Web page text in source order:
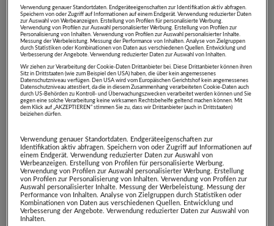
Die BaBlü® Akademiebietet auch Kurse in
folgenden Bereichen:
Bachblütenakademie – Bachblüten
Ausbildungen
Aromatherapie – Aromapflege –
Kosmetikherstellung
Kinesiologie – Cranio
Klangpunktur nach TCM
Kräuterpädagogik – Heilpflanzen – TEM –
Meisterkräutertherapie – Heilpilze –
Waldbaden
Iridologie – Irisdiagnose
Verwendung genauer Standortdaten. Endgeräteeigenschaften zur Identifikation aktiv abfragen.
Speichern von oder Zugriff auf Informationen auf einem Endgerät. Verwendung reduzierter Daten
zur Auswahl von Werbeanzeigen. Erstellung von Profilen für personalisierte Werbung.
Verwendung von Profilen zur Auswahl personalisierter Werbung. Erstellung von Profilen zur
Personalisierung von Inhalten. Verwendung von Profilen zur Auswahl personalisierter Inhalte.
Messung der Werbeleistung. Messung der Performance von Inhalten. Analyse von Zielgruppen
durch Statistiken oder Kombinationen von Daten aus verschiedenen Quellen. Entwicklung und
Verbesserung der Angebote. Verwendung reduzierter Daten zur Auswahl von Inhalten.
Wir ziehen zur Verarbeitung der Cookie-Daten Drittanbieter bei. Diese Drittanbieter können ihren
Sitz in Drittstaaten (wie zum Beispiel den USA) haben, die über kein angemessenes
Datenschutzniveau verfügen. Den USA wird vom Europäischen Gerichtshof kein angemessenes
Datenschutzniveau attestiert, da die in diesem Zusammenhang verarbeiteten Cookie-Daten auch
durch US-Behörden zu Kontroll- und Überwachungszwecken verarbeitet werden können und Sie
gegen eine solche Verarbeitung keine wirksamen Rechtsbehelfe geltend machen können. Mit
dem Klick auf „AKZEPTIEREN“ stimmen Sie zu, dass wir Drittanbieter (auch in Drittstaaten)
beiziehen dürfen.
Verwendung genauer Standortdaten. Endgeräteeigenschaften zur
Identifikation aktiv abfragen. Speichern von oder Zugriff auf Informationen auf
einem Endgerät. Verwendung reduzierter Daten zur Auswahl von
Werbeanzeigen. Erstellung von Profilen für personalisierte Werbung.
Verwendung von Profilen zur Auswahl personalisierter Werbung. Erstellung
von Profilen zur Personalisierung von Inhalten. Verwendung von Profilen zur
Auswahl personalisierter Inhalte. Messung der Werbeleistung. Messung der
Performance von Inhalten. Analyse von Zielgruppen durch Statistiken oder
Kombinationen von Daten aus verschiedenen Quellen. Entwicklung und
Verbesserung der Angebote. Verwendung reduzierter Daten zur Auswahl von
Inhalten.